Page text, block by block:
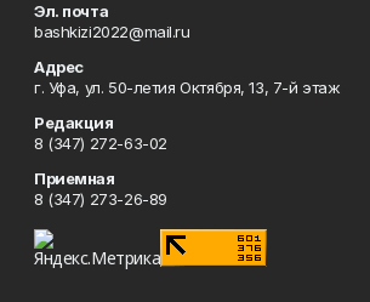
Эл. почта
bashkizi2022@mail.ru
Адрес
г. Уфа, ул. 50-летия Октября, 13, 7-й этаж
Редакция
8 (347) 272-63-02
Приемная
8 (347) 273-26-89